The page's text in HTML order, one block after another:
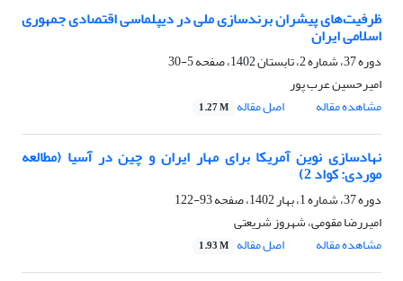
ظرفیت‌های پیشران برندسازی ملی در دیپلماسی اقتصادی جمهوری
اسلامی ایران
دوره 37، شماره 2، تابستان 1402، صفحه
5-30
امیرحسین عرب پور
مشاهده مقاله
اصل مقاله 1.27 M
نهادسازی‌ نوین آمریکا برای مهار ایران و چین در آسیا (مطالعه
موردی: کواد 2)
دوره 37، شماره 1، بهار 1402، صفحه
93-122
امیررضا مقومی، شهروز شریعتی
مشاهده مقاله
اصل مقاله 1.93 M